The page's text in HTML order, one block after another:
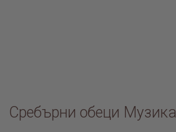
Сребърни обеци Музика